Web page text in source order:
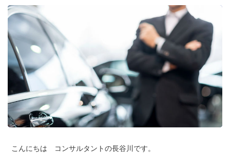
o
n
こんにちは コンサルタントの長谷川です。